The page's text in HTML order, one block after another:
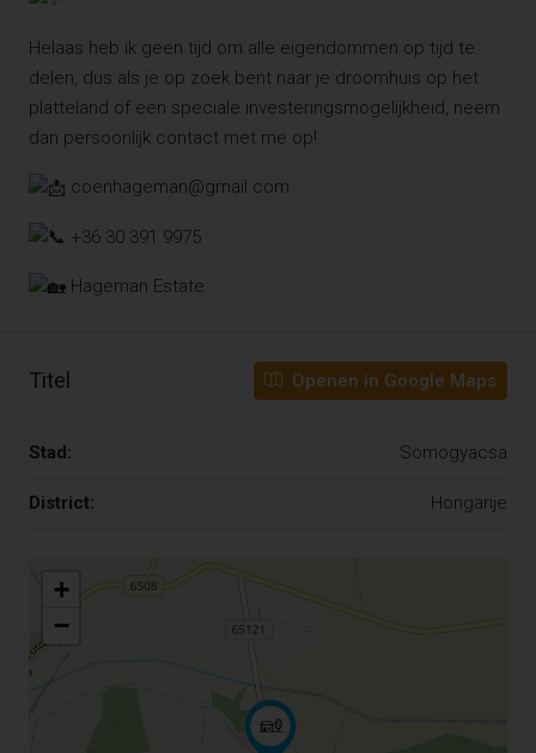
Helaas heb ik geen tijd om alle eigendommen op tijd te
delen, dus als je op zoek bent naar je droomhuis op het
platteland of een speciale investeringsmogelijkheid, neem
dan persoonlijk contact met me op!
coenhageman@gmail.com
+36 30 391 9975
Hageman Estate
Titel Openen in Google Maps
Stad: Somogyacsa
District: Hongarije
+
−